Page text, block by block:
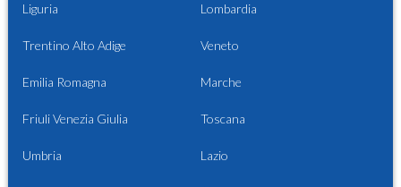
Liguria Lombardia
Trentino Alto Adige Veneto
Emilia Romagna Marche
Friuli Venezia Giulia Toscana
Umbria Lazio